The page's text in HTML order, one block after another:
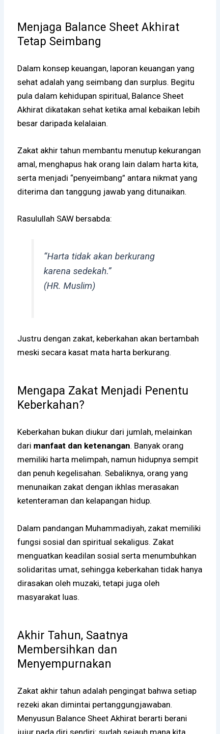
Menjaga Balance Sheet Akhirat
Tetap Seimbang
Dalam konsep keuangan, laporan keuangan yang
sehat adalah yang seimbang dan surplus. Begitu
pula dalam kehidupan spiritual, Balance Sheet
Akhirat dikatakan sehat ketika amal kebaikan lebih
besar daripada kelalaian.
Zakat akhir tahun membantu menutup kekurangan
amal, menghapus hak orang lain dalam harta kita,
serta menjadi “penyeimbang” antara nikmat yang
diterima dan tanggung jawab yang ditunaikan.
Rasulullah SAW bersabda:
“Harta tidak akan berkurang
karena sedekah.”
(HR. Muslim)
Justru dengan zakat, keberkahan akan bertambah
meski secara kasat mata harta berkurang.
Mengapa Zakat Menjadi Penentu
Keberkahan?
Keberkahan bukan diukur dari jumlah, melainkan
dari manfaat dan ketenangan. Banyak orang
memiliki harta melimpah, namun hidupnya sempit
dan penuh kegelisahan. Sebaliknya, orang yang
menunaikan zakat dengan ikhlas merasakan
ketenteraman dan kelapangan hidup.
Dalam pandangan Muhammadiyah, zakat memiliki
fungsi sosial dan spiritual sekaligus. Zakat
menguatkan keadilan sosial serta menumbuhkan
solidaritas umat, sehingga keberkahan tidak hanya
dirasakan oleh muzaki, tetapi juga oleh
masyarakat luas.
Akhir Tahun, Saatnya
Membersihkan dan
Menyempurnakan
Zakat akhir tahun adalah pengingat bahwa setiap
rezeki akan dimintai pertanggungjawaban.
Menyusun Balance Sheet Akhirat berarti berani
jujur pada diri sendiri: sudah sejauh mana kita